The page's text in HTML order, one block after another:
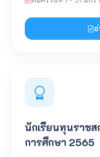
นักเรียนทุนราช
การศึกษา 2565